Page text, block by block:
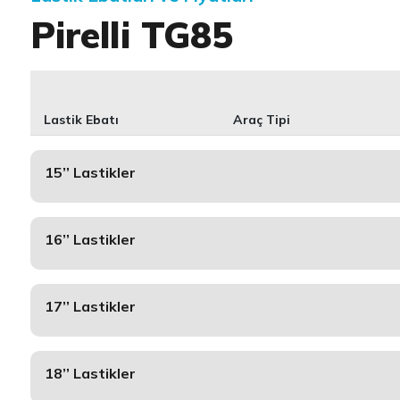
Pirelli TG85
Lastik Ebatı Araç Tipi
15’’ Lastikler
16’’ Lastikler
17’’ Lastikler
18’’ Lastikler